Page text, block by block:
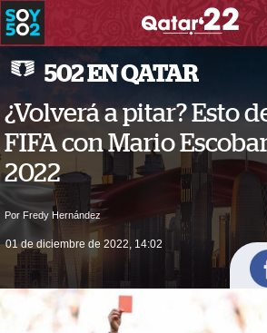
502 EN QATAR
¿Volverá a pitar? Esto
FIFA con Mario
2022
Por Fredy Hernández
01 de diciembre de 2022, 14:02